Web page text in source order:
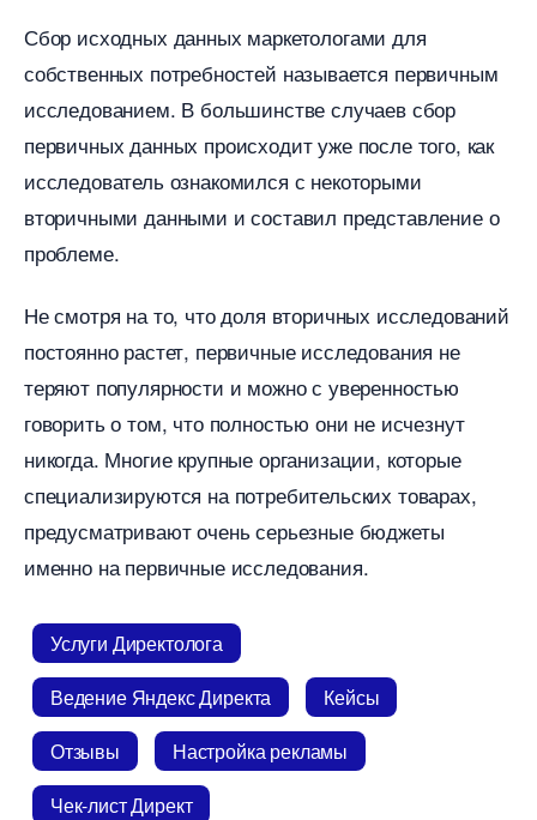
Сбор исходных данных маркетологами для
собственных потребностей называется первичным
исследованием. В большинстве случаев сбор
первичных данных происходит уже после того, как
исследователь ознакомился с некоторыми
торичными данными и составил представление о
проблеме.
Не смотря на то, что доля вторичных исследований
постоянно растет, первичные исследования не
теряют популярности и можно с уверенностью
оворить о том, что полностью они не исчезнут
никогда. Многие крупные организации, которые
специализируются на потребительских товарах,
предусматривают очень серьезные бюджеты
именно на первичные исследования.
Услуги Директолога
едение Яндекс Директа
Кейсы
Отзывы
Настройка рекламы
Чек-лист Директ